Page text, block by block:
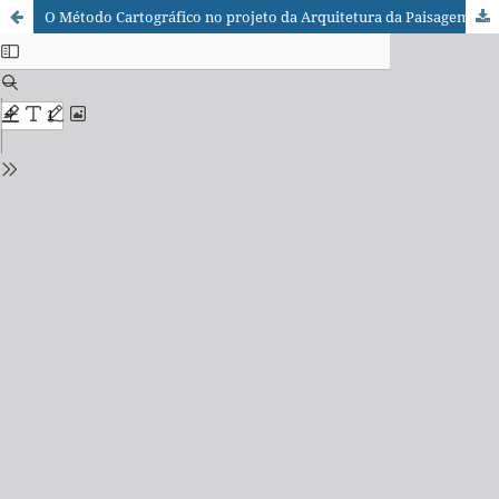
O Método Cartográfico no projeto da Arquitetura da Paisagem